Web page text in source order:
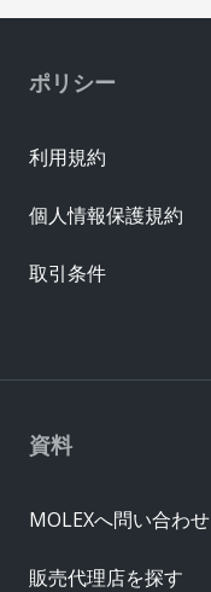
資料
MOLEXへ問い合わせ
販売代理店を探す
ポリシー
利用規約
個人情報保護規約
取引条件